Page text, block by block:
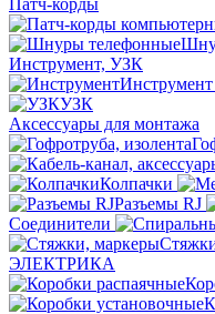
Инструмент, УЗК
Инструмент
УЗК
Аксессуары для монтажа
Колпачки
Разъемы RJ
Соединители
ЭЛЕКТРИКА